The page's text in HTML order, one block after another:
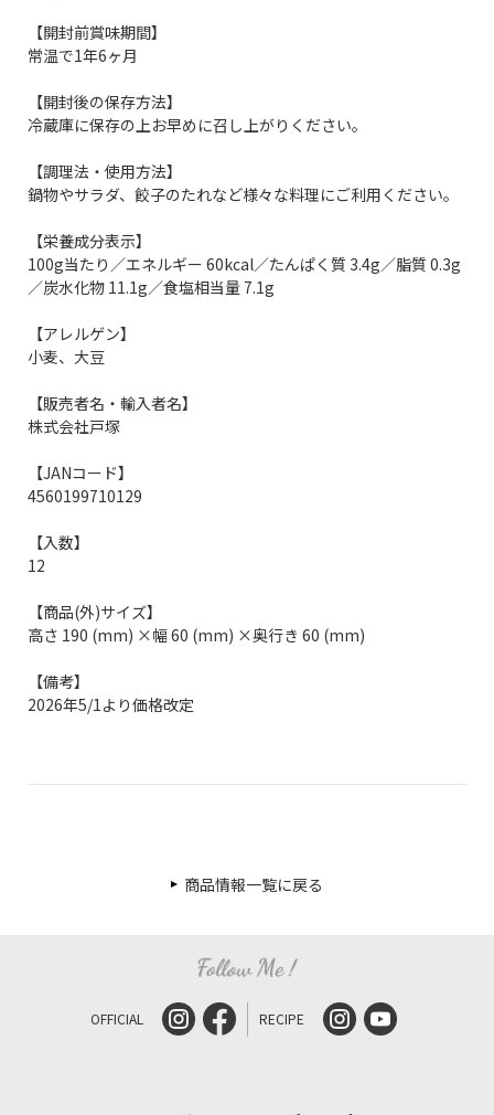
【開封前賞味期間】
常温で1年6ヶ月
【開封後の保存方法】
冷蔵庫に保存の上お早めに召し上がりください。
【調理法・使用方法】
鍋物やサラダ、餃子のたれなど様々な料理にご利用ください。
【栄養成分表示】
100g当たり／エネルギー 60kcal／たんぱく質 3.4g／脂質 0.3g
／炭水化物 11.1g／食塩相当量 7.1g
【アレルゲン】
小麦、大豆
【販売者名・輸入者名】
株式会社戸塚
【JANコード】
4560199710129
【入数】
12
【商品(外)サイズ】
高さ 190 (mm) ×幅 60 (mm) ×奥行き 60 (mm)
【備考】
2026年5/1より価格改定
商品情報一覧に戻る
OFFICIAL RECIPE